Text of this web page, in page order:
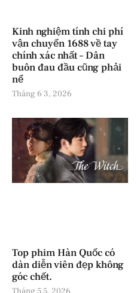
Kinh nghiệm tính chi phí
vận chuyển 1688 về tay
chính xác nhất – Dân
buôn đau đầu cũng phải
nể
Tháng 6 3, 2026
Top phim Hàn Quốc có
dàn diễn viên đẹp không
góc chết.